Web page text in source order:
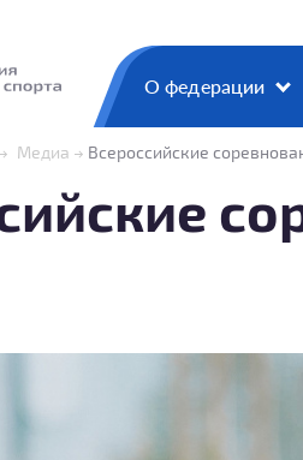
О федерации
Медиа Всероссийские